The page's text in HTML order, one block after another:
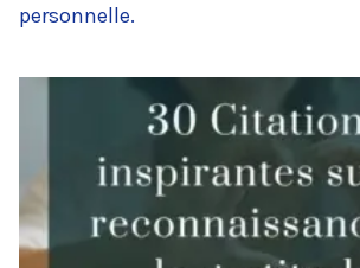
personnelle.